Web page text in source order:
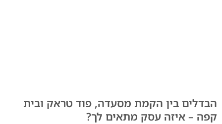
הבדלים בין הקמת מסעדה, פוד טראק ובית
קפה – איזה עסק מתאים לך?